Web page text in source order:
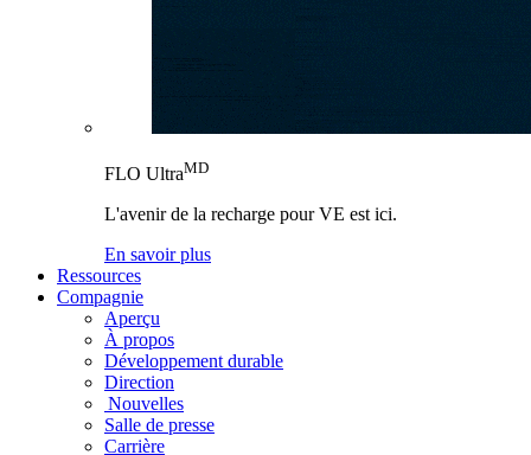
FLO UltraMD
L'avenir de la recharge pour VE est ici.
En savoir plus
Ressources
Compagnie
Aperçu
À propos
Développement durable
Direction
Nouvelles
Salle de presse
Carrière